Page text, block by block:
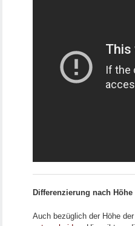
Differenzierung nach Höhe
Auch bezüglich der Höhe